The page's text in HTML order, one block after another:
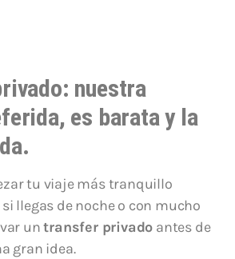
nuestra
es barata y la
tu viaje más tranquillo
llegas de noche o con mucho
untransfer privado antes de
gran idea.